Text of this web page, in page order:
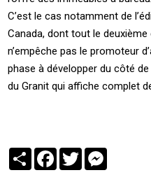
C’est le cas notamment de
Canada, dont tout le
n’empêche pas le promoteur
phase à développer du côté
du Granit qui affiche complet
PartagerFacebook
Twitter